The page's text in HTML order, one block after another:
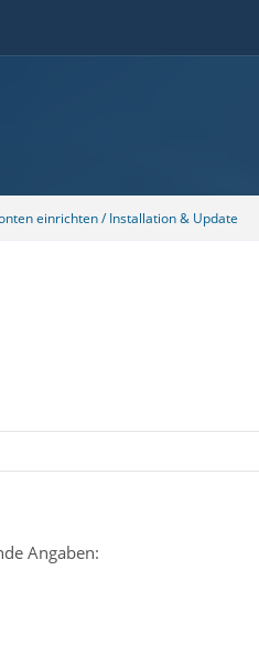
einrichten / Installation & Update
Angaben: